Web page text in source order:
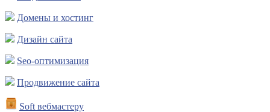
Домены и хостинг
Дизайн сайта
Seo-оптимизация
Продвижение сайта
Soft вебмастеру